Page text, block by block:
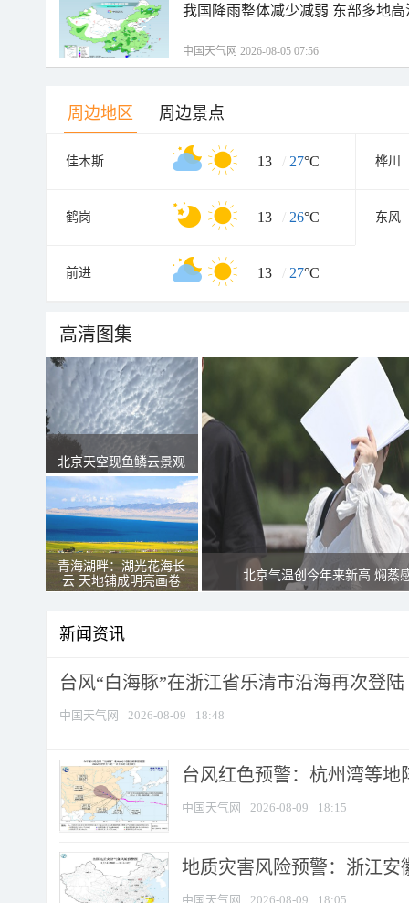
我国降雨整体减少减弱 东部多地
中国天气网 2026-08-05 07:56
周边地区 周边景点
佳木斯 13 / 27°C 桦川
鹤岗 13 / 26°C 东风
前进 13 / 27°C
高清图集
北京天空现鱼鳞云景观
青海湖畔：湖光花海长
云 天地铺成明亮画卷
北京气温创今年来新高 焖蒸
新闻资讯
台风“白海豚”在浙江省乐清市沿海再次登陆
中国天气网 2026-08-09 18:48
台风红色预警：杭州湾等地
中国天气网 2026-08-09 18:15
地质灾害风险预警：浙江安
中国天气网 2026-08-09 18:05